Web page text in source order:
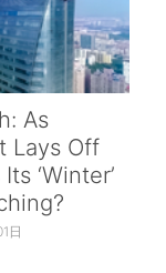
As
Lays Off
‘Winter’
日